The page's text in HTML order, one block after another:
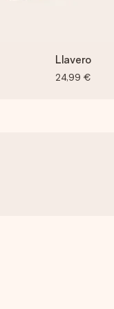
Llavero
24,99 €